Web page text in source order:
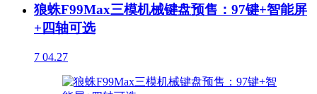
狼蛛F99Max三模机械键盘预售：97键+智能屏
+四轴可选
7 04.27